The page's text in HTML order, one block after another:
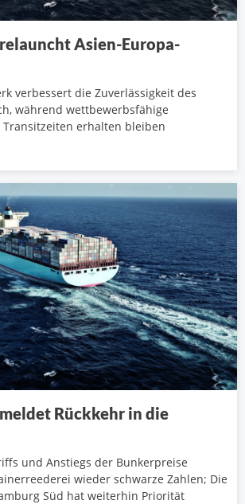
Asien-Europa-
verbessert die Zuverlässigkeit des
während wettbewerbsfähige
erhalten bleiben
Rückkehr in die
und Anstiegs der Bunkerpreise
wieder schwarze Zahlen; Die
Süd hat weiterhin Priorität